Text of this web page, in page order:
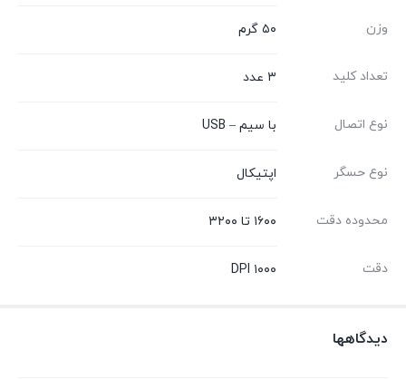
وزن ۵۰ گرم
تعداد کلید ۳ عدد
نوع اتصال با سیم – USB
نوع حسگر اپتیکال
محدوده دقت ۱۶۰۰ تا ۳۲۰۰
دقت ۱۰۰۰ DPI
دیدگاهها